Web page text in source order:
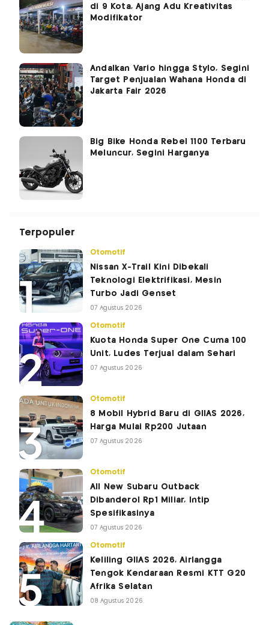
di 9 Kota, Ajang Adu Kreativitas
Modifikator
Andalkan Vario hingga Stylo, Segini
Target Penjualan Wahana Honda di
Jakarta Fair 2026
Big Bike Honda Rebel 1100 Terbaru
Meluncur, Segini Harganya
Terpopuler
Otomotif
Nissan X-Trail Kini Dibekali
Teknologi Elektrifikasi, Mesin
Turbo Jadi Genset
07 Agustus 2026
Otomotif
Kuota Honda Super One Cuma 100
Unit, Ludes Terjual dalam Sehari
07 Agustus 2026
Otomotif
8 Mobil Hybrid Baru di GIIAS 2026,
Harga Mulai Rp200 Jutaan
07 Agustus 2026
Otomotif
All New Subaru Outback
Dibanderol Rp1 Miliar, Intip
Spesifikasinya
07 Agustus 2026
Otomotif
Keliling GIIAS 2026, Airlangga
Tengok Kendaraan Resmi KTT G20
Afrika Selatan
08 Agustus 2026